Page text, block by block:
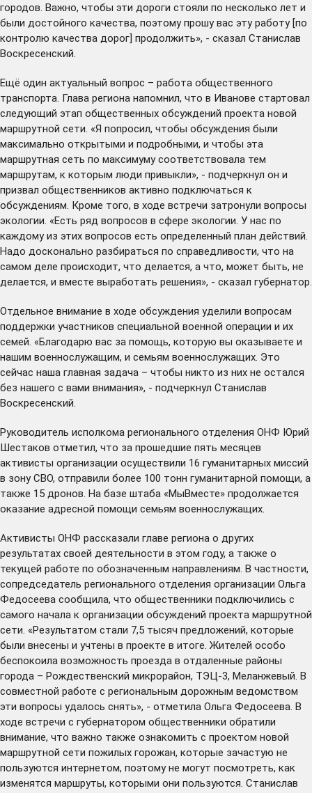
городов. Важно, чтобы эти дороги стояли по несколько лет и
были достойного качества, поэтому прошу вас эту работу [по
контролю качества дорог] продолжить», - сказал Станислав
Воскресенский.
Ещё один актуальный вопрос – работа общественного
транспорта. Глава региона напомнил, что в Иванове стартовал
следующий этап общественных обсуждений проекта новой
маршрутной сети. «Я попросил, чтобы обсуждения были
максимально открытыми и подробными, и чтобы эта
маршрутная сеть по максимуму соответствовала тем
маршрутам, к которым люди привыкли», - подчеркнул он и
призвал общественников активно подключаться к
обсуждениям. Кроме того, в ходе встречи затронули вопросы
экологии. «Есть ряд вопросов в сфере экологии. У нас по
каждому из этих вопросов есть определенный план действий.
Надо досконально разбираться по справедливости, что на
самом деле происходит, что делается, а что, может быть, не
делается, и вместе выработать решения», - сказал губернатор.
Отдельное внимание в ходе обсуждения уделили вопросам
поддержки участников специальной военной операции и их
семей. «Благодарю вас за помощь, которую вы оказываете и
нашим военнослужащим, и семьям военнослужащих. Это
сейчас наша главная задача – чтобы никто из них не остался
без нашего с вами внимания», - подчеркнул Станислав
Воскресенский.
Руководитель исполкома регионального отделения ОНФ Юрий
Шестаков отметил, что за прошедшие пять месяцев
активисты организации осуществили 16 гуманитарных миссий
в зону СВО, отправили более 100 тонн гуманитарной помощи, а
также 15 дронов. На базе штаба «МыВместе» продолжается
оказание адресной помощи семьям военнослужащих.
Активисты ОНФ рассказали главе региона о других
результатах своей деятельности в этом году, а также о
текущей работе по обозначенным направлениям. В частности,
сопредседатель регионального отделения организации Ольга
Федосеева сообщила, что общественники подключились с
самого начала к организации обсуждений проекта маршрутной
сети. «Результатом стали 7,5 тысяч предложений, которые
были внесены и учтены в проекте в итоге. Жителей особо
беспокоила возможность проезда в отдаленные районы
города – Рождественский микрорайон, ТЭЦ-3, Меланжевый. В
совместной работе с региональным дорожным ведомством
эти вопросы удалось снять», - отметила Ольга Федосеева. В
ходе встречи с губернатором общественники обратили
внимание, что важно также ознакомить с проектом новой
маршрутной сети пожилых горожан, которые зачастую не
пользуются интернетом, поэтому не могут посмотреть, как
изменятся маршруты, которыми они пользуются. Станислав